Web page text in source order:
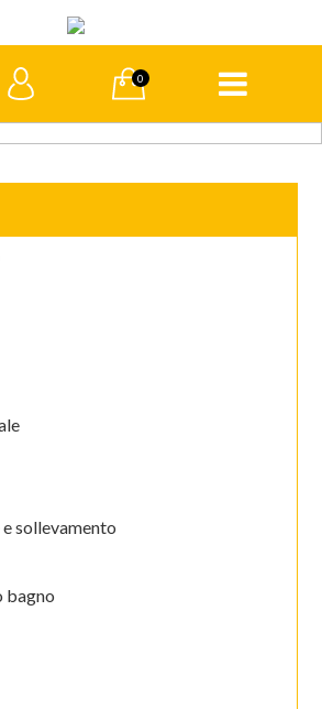
0
sollevamento
bagno